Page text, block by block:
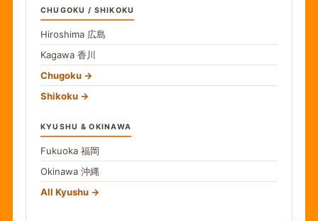
CHUGOKU / SHIKOKU
Hiroshima 広島
Kagawa 香川
Chugoku
Shikoku
KYUSHU & OKINAWA
Fukuoka 福岡
Okinawa 沖縄
All Kyushu